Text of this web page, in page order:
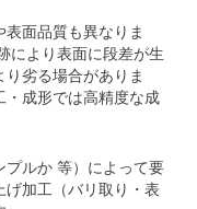
面品質も異なりま
により表面に段差が生
劣る場合がありま
・成形では高精度な成
プルか 等）によって要
加工（バリ取り・表